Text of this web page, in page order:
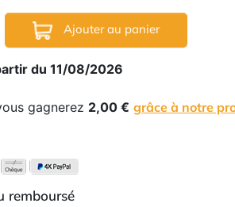
Ajouter au panier
du 11/08/2026
gagnerez 2,00 € grâce à notre
remboursé